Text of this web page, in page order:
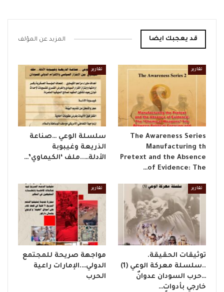
قد يعجبك ايضا المزيد عن المؤلف
تقارير
The Awareness Series
Manufacturing th
Pretext and the Absence
of Evidence: The…
تقارير
​سلسلة الوعي …صناعة
الذريعة وغيبوبة
الأدلة…..ملف ‘الكيماوي’…
تقارير
توثيقات الحقيقة.
..سلسلة معركة الوعي (1)
…حرب السودان عدوانٌ
خارجي بأدواتٍ…
تقارير
مواجهة صريحة للمجتمع
الدولي….الإمارات راعية
الحرب